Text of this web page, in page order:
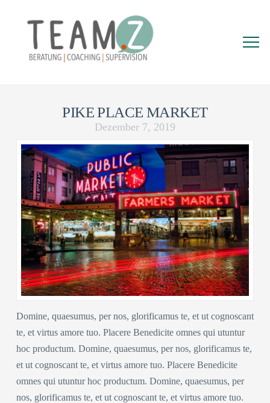
PIKE PLACE MARKET
Dezember 7, 2019
Domine, quaesumus, per nos, glorificamus te, et ut cognoscant
te, et virtus amore tuo. Placere Benedicite omnes qui utuntur
hoc productum. Domine, quaesumus, per nos, glorificamus te,
et ut cognoscant te, et virtus amore tuo. Placere Benedicite
omnes qui utuntur hoc productum. Domine, quaesumus, per
nos, glorificamus te, et ut cognoscant te, et virtus amore tuo.